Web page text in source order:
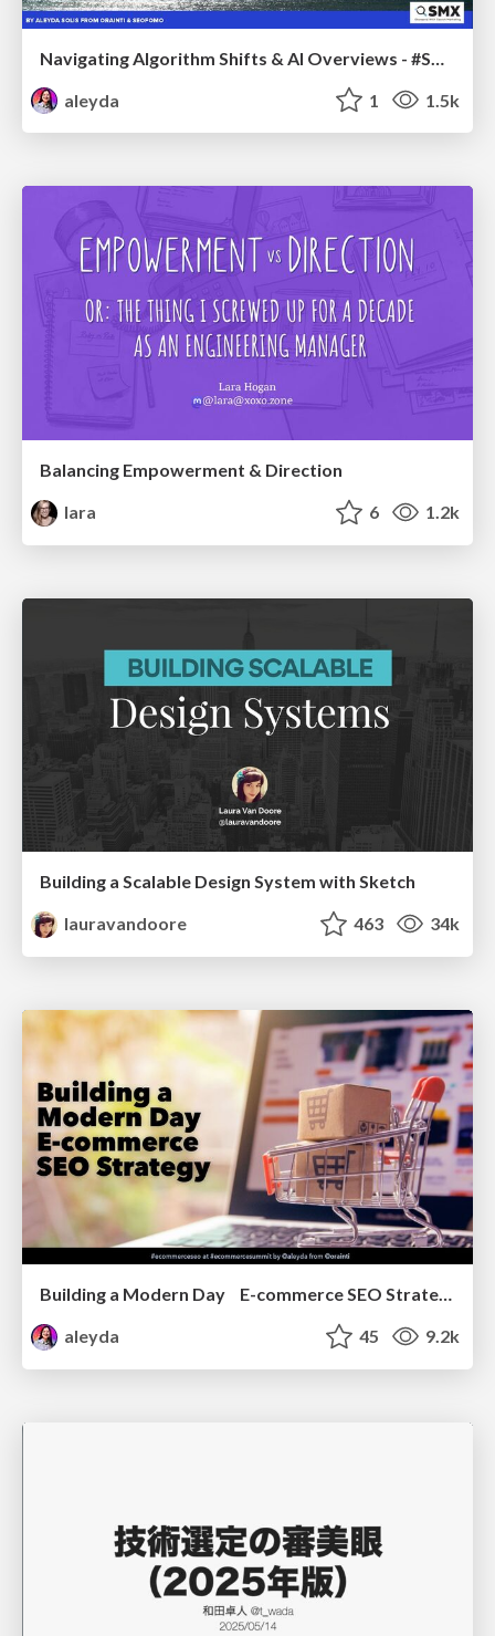
aleyda
1 1.5k
Balancing Empowerment & Direction
lara
6 1.2k
Building a Scalable Design System with Sketch
lauravandoore
463 34k
aleyda
45 9.2k